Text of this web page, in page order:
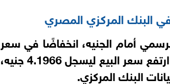
البنك المركزي المصري
أمام الجنيه، انخفاضًا في سعر
سعر البيع ليسجل 4.1966
جنيه،